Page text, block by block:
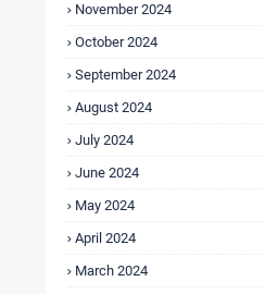
November 2024
October 2024
September 2024
August 2024
July 2024
June 2024
May 2024
April 2024
March 2024